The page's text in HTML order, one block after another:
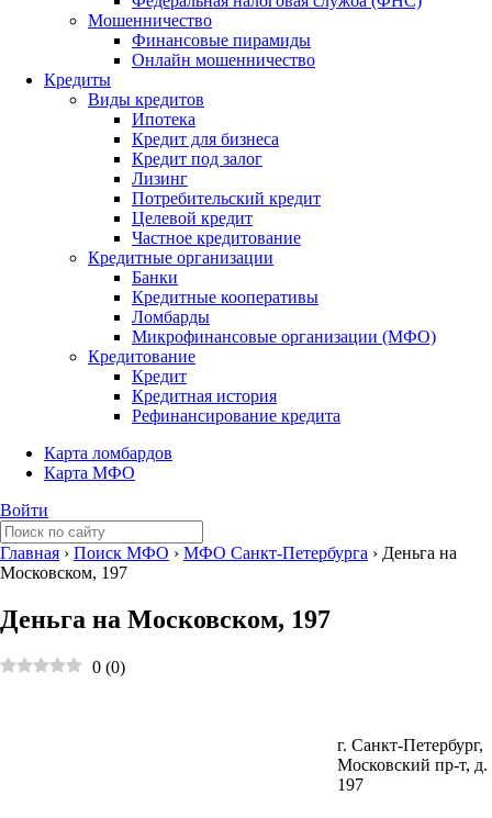
Мошенничество
Финансовые пирамиды
Онлайн мошенничество
Кредиты
Виды кредитов
Ипотека
Кредит для бизнеса
Кредит под залог
Лизинг
Потребительский кредит
Целевой кредит
Частное кредитование
Кредитные организации
Банки
Кредитные кооперативы
Ломбарды
Микрофинансовые организации (МФО)
Кредитование
Кредит
Кредитная история
Рефинансирование кредита
Карта ломбардов
Карта МФО
Войти
Главная › Поиск МФО › МФО Санкт-Петербурга › Деньга на
Московском, 197
Деньга на Московском, 197
0 (0)
г. Санкт-Петербург,
Московский пр-т, д.
197